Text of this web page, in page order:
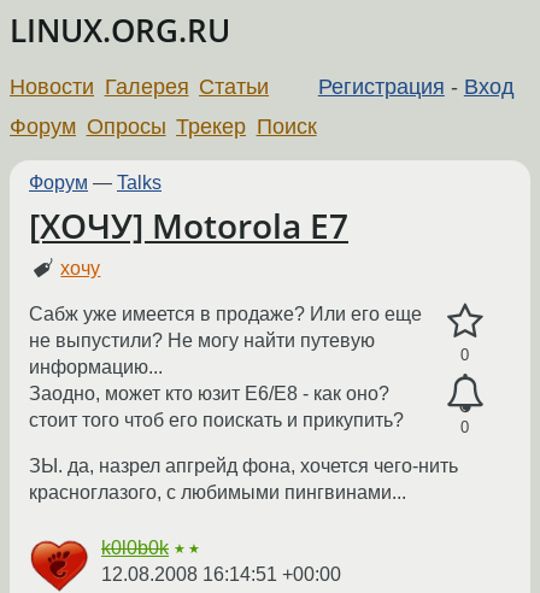
LINUX.ORG.RU
Регистрация - Вход
Новости Галерея Статьи
Форум Опросы Трекер Поиск
Форум — Talks
[ХОЧУ] Motorola E7
хочу
0
0
Сабж уже имеется в продаже? Или его еще
не выпустили? Не могу найти путевую
информацию...
Заодно, может кто юзит E6/E8 - как оно?
стоит того чтоб его поискать и прикупить?
ЗЫ. да, назрел апгрейд фона, хочется чего-нить
красноглазого, с любимыми пингвинами...
k0l0b0k ★★
12.08.2008 16:14:51 +00:00